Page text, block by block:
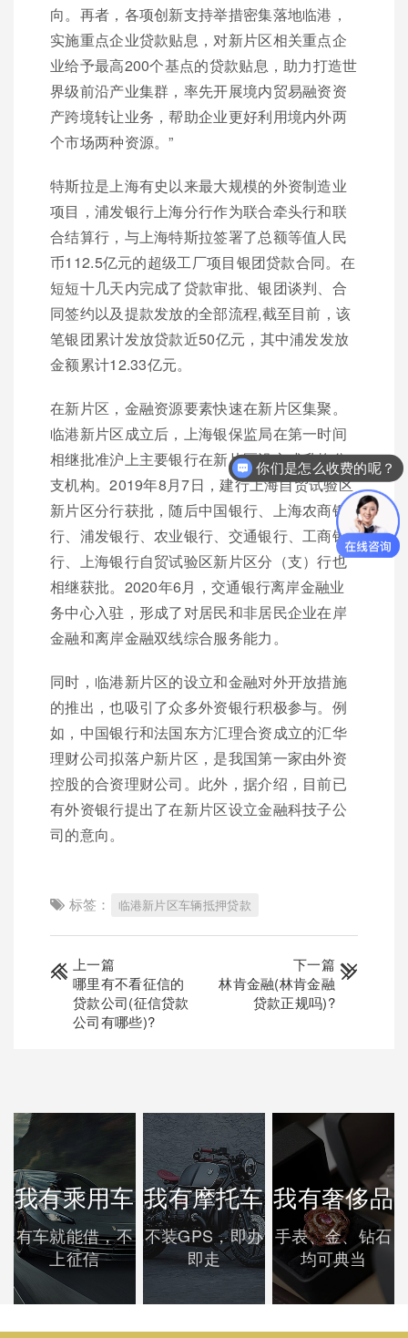
向。再者，各项创新支持举措密集落地临港，
实施重点企业贷款贴息，对新片区相关重点企
业给予最高200个基点的贷款贴息，助力打造世
界级前沿产业集群，率先开展境内贸易融资资
产跨境转让业务，帮助企业更好利用境内外两
个市场两种资源。”
特斯拉是上海有史以来最大规模的外资制造业
项目，浦发银行上海分行作为联合牵头行和联
合结算行，与上海特斯拉签署了总额等值人民
币112.5亿元的超级工厂项目银团贷款合同。在
短短十几天内完成了贷款审批、银团谈判、合
同签约以及提款发放的全部流程,截至目前，该
笔银团累计发放贷款近50亿元，其中浦发发放
金额累计12.33亿元。
在新片区，金融资源要素快速在新片区集聚。
临港新片区成立后，上海银保监局在第一时间
相继批准沪上主要银行在新片区设立或升格分
支机构。2019年8月7日，建行上海自贸试验区
新片区分行获批，随后中国银行、上海农商银
行、浦发银行、农业银行、交通银行、工商银
行、上海银行自贸试验区新片区分（支）行也
相继获批。2020年6月，交通银行离岸金融业
务中心入驻，形成了对居民和非居民企业在岸
金融和离岸金融双线综合服务能力。
同时，临港新片区的设立和金融对外开放措施
的推出，也吸引了众多外资银行积极参与。例
如，中国银行和法国东方汇理合资成立的汇华
理财公司拟落户新片区，是我国第一家由外资
控股的合资理财公司。此外，据介绍，目前已
有外资银行提出了在新片区设立金融科技子公
司的意向。
标签： 临港新片区车辆抵押贷款
上一篇
哪里有不看征信的
贷款公司(征信贷款
公司有哪些)?
下一篇
林肯金融(林肯金融
贷款正规吗)?
我有乘用车
有车就能借，不
上征信
我有摩托车
不装GPS，即办
即走
我有奢侈品
手表、金、钻石
均可典当
你们是怎么收费的呢？